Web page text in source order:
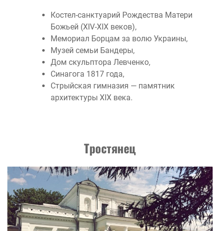
Костел-санктуарий Рождества Матери
Божьей (XIV-XIX веков),
Мемориал Борцам за волю Украины,
Музей семьи Бандеры,
Дом скульптора Левченко,
Синагога 1817 года,
Стрыйская гимназия — памятник
архитектуры ХІХ века.
Тростянец